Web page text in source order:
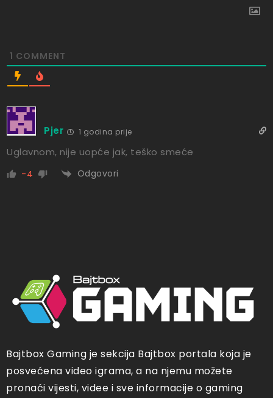
1 COMMENT
Pjer 1 godina prije
Uglavnom, nije uopće jak, teško smeće
-4 Odgovori
Bajtbox Gaming je sekcija Bajtbox portala koja je
posvećena video igrama, a na njemu možete
pronaći vijesti, videe i sve informacije o gaming